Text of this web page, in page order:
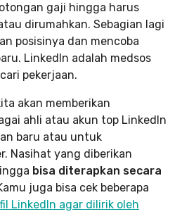
gaji hingga harus
dirumahkan. Sebagian lagi
posisinya dan mencoba
LinkedIn adalah medsos
pekerjaan.
akan memberikan
ahli atau akun top LinkedIn
baru atau untuk
Nasihat yang diberikan
bisa diterapkan secara
juga bisa cek beberapa
LinkedIn agar dilirik oleh